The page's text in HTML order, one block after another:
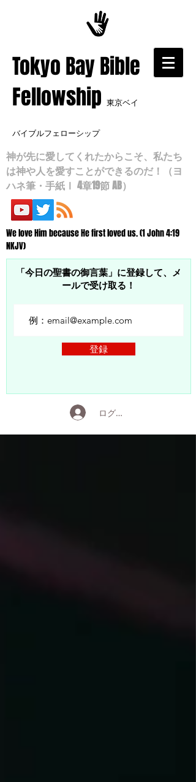
​Tokyo Bay Bible
Fellowship 東京ベイ
バイブルフェローシップ
神が先に愛してくれたからこそ、私たち
は神や人を愛すことができるのだ！（ヨ
ハネ筆・手紙Ⅰ 4章19節 AB）
We love Him because He first loved us. (1 John 4:19
NKJV)
「今日の聖書の御言葉」に登録して、メ
ールで受け取る！
登録
ログイン